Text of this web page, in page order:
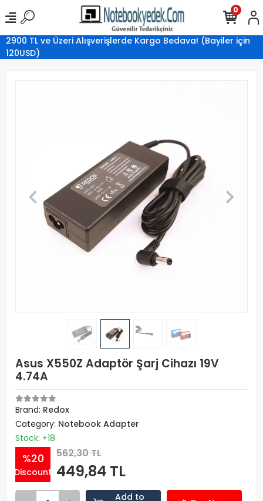
2900 TL ve Üzeri Alışverişlerde Kargo Bedava! (Bayiler için
120USD)
0
Asus X550Z Adaptör Şarj Cihazı 19V
4.74A
Brand: Redox
Category: Notebook Adapter
Stock: +18
%20
Discount
562,30 TL
449,84 TL
Add to